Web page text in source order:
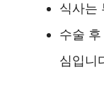
식사는
수술
심입니